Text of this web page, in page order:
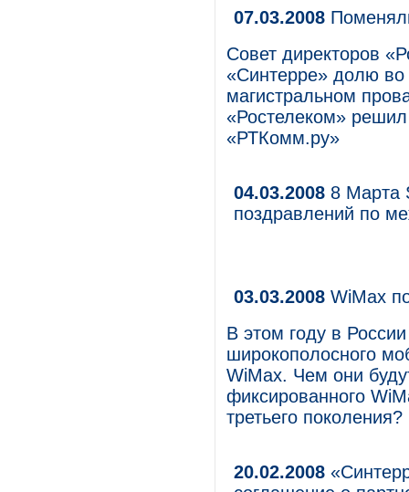
07.03.2008
Совет директоров
«Синтерре» долю
магистральном
«Ростелеком»
«РТКомм.ру»
04.03.2008 8 Марта
поздравлений по
03.03.2008 WiMax
В этом году в
широкополосного
WiMax. Чем они
фиксированного
третьего поколения?
20.02.2008